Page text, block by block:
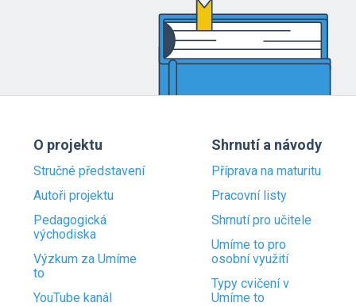
O projektu
Stručné představení
Autoři projektu
Pedagogická
východiska
Výzkum za Umíme
to
YouTube kanál
Shrnutí a návody
Příprava na maturitu
Pracovní listy
Shrnutí pro učitele
Umíme to pro
osobní využití
Typy cvičení v
Umíme to